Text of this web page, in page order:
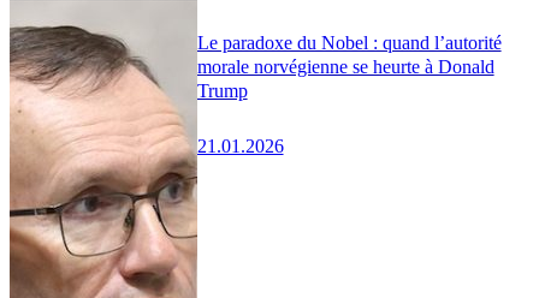
Le paradoxe du Nobel : quand l’autorité
morale norvégienne se heurte à Donald
Trump
21.01.2026